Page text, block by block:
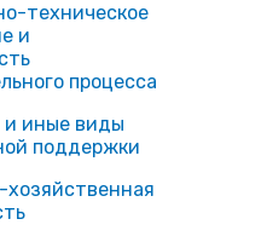
техническое
и
процесса
иные виды
поддержки